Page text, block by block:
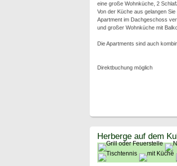
eine große Wohnküche, 2
Von der Küche aus gelangen
Apartment im Dachgeschoss
und großer Wohnküche mit
Die Apartments sind auch
Direktbuchung möglich
Herberge auf dem